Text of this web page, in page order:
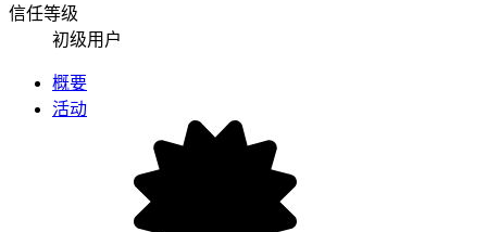
信任等级
初级用户
概要
活动